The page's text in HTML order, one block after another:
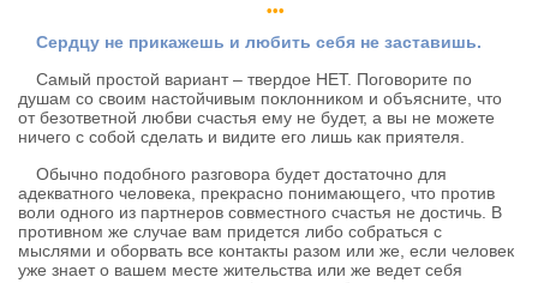
•••
Сердцу не прикажешь и любить себя не заставишь.
Самый простой вариант – твердое НЕТ. Поговорите по
душам со своим настойчивым поклонником и объясните, что
от безответной любви счастья ему не будет, а вы не можете
ничего с собой сделать и видите его лишь как приятеля.
Обычно подобного разговора будет достаточно для
адекватного человека, прекрасно понимающего, что против
воли одного из партнеров совместного счастья не достичь. В
противном же случае вам придется либо собраться с
мыслями и оборвать все контакты разом или же, если человек
уже знает о вашем месте жительства или же ведет себя